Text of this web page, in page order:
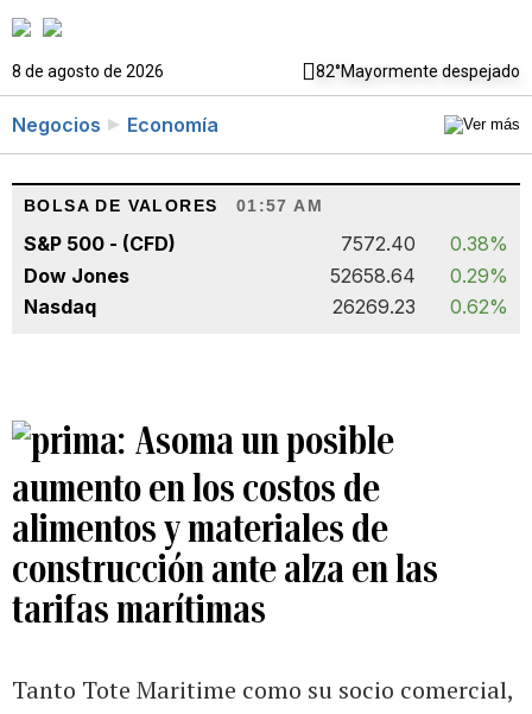
8 de agosto de 2026 82°Mayormente despejado
Negocios Economía
BOLSA DE VALORES 01:57 AM
S&P 500 - (CFD) 7572.40
0.38%
Dow Jones
52658.64
0.29%
Nasdaq
26269.23 0.62%
Asoma un posible
aumento en los costos de
alimentos y materiales de
construcción ante alza en las
tarifas marítimas
Tanto Tote Maritime como su socio comercial,